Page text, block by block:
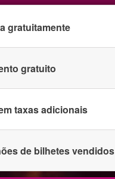
gratuitamente
gratuito
taxas adicionais
de bilhetes vendidos